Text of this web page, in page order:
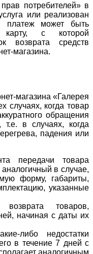
потребителей» в
или реализован
платеж может быть
с которой
возврата средств
магазина.
магазина «Галерея
случаях, когда товар
обращения
т.е. в случаях, когда
падения или
передачи товара
в случае,
форму, габариты,
указанные
товаров,
начиная с даты их
либо недостатки
в течение 7 дней с
аналогичным